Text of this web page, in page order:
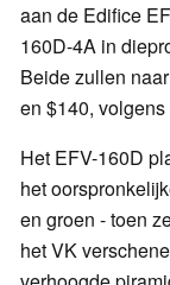
aan de Edifice
160D-4A in
Beide zullen
en $140, volgens
Het EFV-160D
het
en groen - toen
het VK